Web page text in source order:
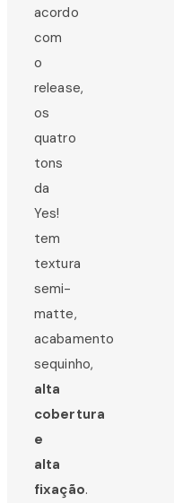
acordo
com
o
release,
os
quatro
tons
da
Yes!
tem
textura
semi-
matte,
acabamento
sequinho,
alta
cobertura
e
alta
fixação.